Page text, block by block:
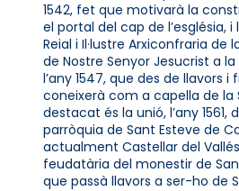
1542, fet que motivarà la
el portal del cap de l’església,
Reial i Il·lustre Arxiconfraria de
de Nostre Senyor Jesucrist a
l’any 1547, que des de llavors i
coneixerà com a capella de la
destacat és la unió, l’any 1561,
parròquia de Sant Esteve de
actualment Castellar del
feudatària del monestir de
que passà llavors a ser-ho de